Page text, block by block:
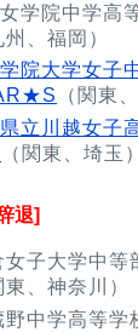
学院中学高
、福岡）
院大学女子
（関東
立川越女子
（関東、埼玉）
退]
女子大学中等
、神奈川）
野中学高等学